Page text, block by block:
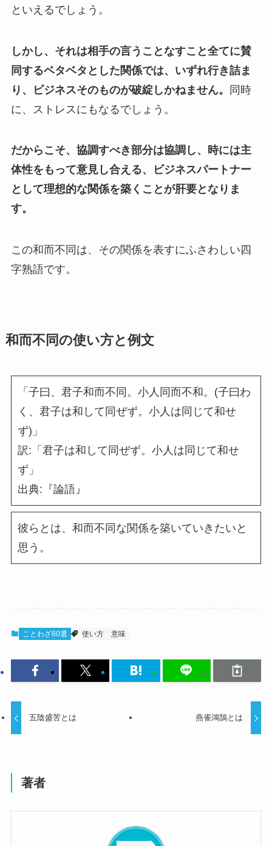
といえるでしょう。
しかし、それは相手の言うことなすこと全てに賛
同するベタベタとした関係では、いずれ行き詰ま
り、ビジネスそのものが破綻しかねません。
同時
に、ストレスにもなるでしょう。
だからこそ、協調すべき部分は協調し、時には主
体性をもって意見し合える、ビジネスパートナー
として理想的な関係を築くことが肝要となりま
す。
この和而不同は、その関係を表すにふさわしい四
字熟語です。
和而不同の使い方と例文
「子曰、君子和而不同。小人同而不和。(子曰わ
く、君子は和して同ぜず。小人は同じて和せ
ず)」
訳:「君子は和して同ぜず。小人は同じて和せ
ず」
出典:『論語』
彼らとは、和而不同な関係を築いていきたいと
思う。
ことわざ60選 使い方 意味
五陰盛苦とは 燕雀鴻鵠とは
著者